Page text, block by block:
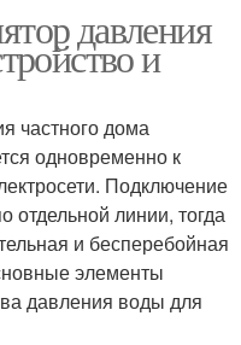
давления
и
частного дома
одновременно к
Подключение
отдельной линии, тогда
и бесперебойная
элементы
давления воды для